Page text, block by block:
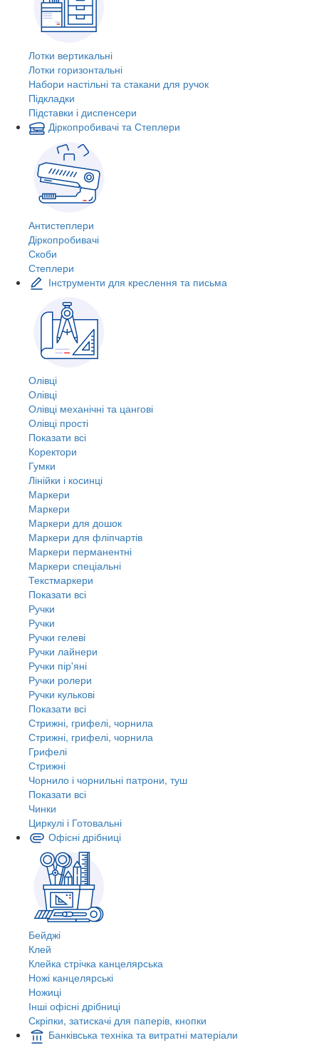
Лотки вертикальні
Лотки горизонтальні
Набори настільні та стакани для ручок
Підкладки
Підставки і диспенсери
Діркопробивачі та Степлери
Антистеплери
Діркопробивачі
Скоби
Степлери
Інструменти для креслення та письма
Олівці
Олівці
Олівці механічні та цангові
Олівці прості
Показати всі
Коректори
Гумки
Лінійки і косинці
Маркери
Маркери
Маркери для дошок
Маркери для фліпчартів
Маркери перманентні
Маркери спеціальні
Текстмаркери
Показати всі
Ручки
Ручки
Ручки гелеві
Ручки лайнери
Ручки пір'яні
Ручки ролери
Ручки кулькові
Показати всі
Стрижні, грифелі, чорнила
Стрижні, грифелі, чорнила
Грифелі
Стрижні
Чорнило і чорнильні патрони, туш
Показати всі
Чинки
Циркулі і Готовальні
Офісні дрібниці
Бейджі
Клей
Клейка стрічка канцелярська
Ножі канцелярські
Ножиці
Інші офісні дрібниці
Скріпки, затискачі для паперів, кнопки
Банківська техніка та витратні матеріали